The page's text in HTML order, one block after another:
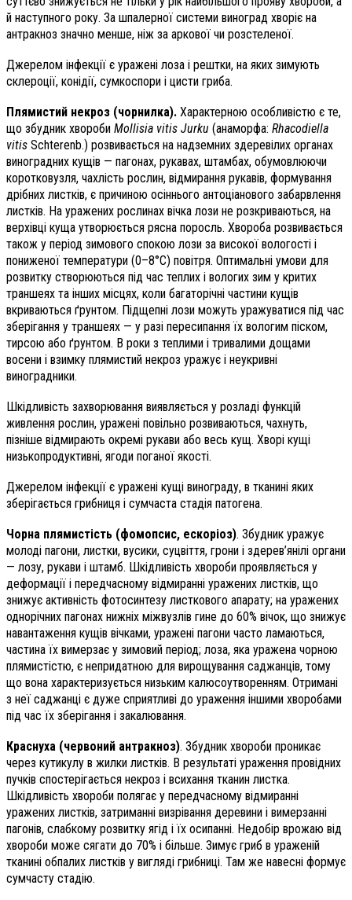
й наступного року. За шпалерної системи виноград хворіє на
антракноз значно менше, ніж за аркової чи розстеленої.
Джерелом інфекції є уражені лоза і рештки, на яких зимують
склероції, конідії, сумкоспори і цисти гриба.
Плямистий некроз (чорнилка). Характерною особливістю є те,
що збудник хвороби Mollisia vitis Jurku (анаморфа: Rhacodiella
vitis Schterenb.) розвивається на надземних здеревілих органах
виноградних кущів — пагонах, рукавах, штамбах, обумовлюючи
коротковузля, чахлість рослин, відмирання рукавів, формування
дрібних листків, є причиною осіннього антоціанового забарвлення
листків. На уражених рослинах вічка лози не розкриваються, на
верхівці куща утворюється рясна поросль. Хвороба розвивається
також у період зимового спокою лози за високої вологості і
пониженої температури (0–8°С) повітря. Оптимальні умови для
розвитку створюються під час теплих і вологих зим у критих
траншеях та інших місцях, коли багаторічні частини кущів
вкриваються ґрунтом. Підщепні лози можуть уражуватися під час
зберігання у траншеях — у разі пересипання їх вологим піском,
тирсою або ґрунтом. В роки з теплими і тривалими дощами
восени і взимку плямистий некроз уражує і не­укривні
виноградники.
Шкідливість захворювання виявляється у розладі функцій
живлення рослин, уражені повільно розвиваються, чахнуть,
пізніше відмирають окремі рукави або весь кущ. Хворі кущі
низькопродуктивні, ягоди поганої якості.
Джерелом інфекції є уражені кущі винограду, в тканині яких
зберігається грибниця і сумчаста стадія патогена.
Чорна плямистість (фомопсис, ескоріоз). Збудник уражує
молоді пагони, листки, вусики, суцвіття, грони і здерев’янілі органи
— лозу, рукави і штамб. Шкідливість хвороби проявляється у
деформації і передчасному відмиранні уражених листків, що
знижує активність фотосинтезу листкового апарату; на уражених
однорічних пагонах нижніх міжвузлів гине до 60% вічок, що знижує
навантаження кущів вічками, уражені пагони часто ламаються,
частина їх вимерзає у зимовий період; лоза, яка уражена чорною
плямистістю, є непридатною для вирощування саджанців, тому
що вона характеризується низьким калюсоутворенням. Отримані
з неї саджанці є дуже сприятливі до ураження іншими хворобами
під час їх зберігання і закалювання.
Краснуха (червоний антракноз). Збудник хвороби проникає
через кутикулу в жилки листків. В результаті ураження провідних
пучків спостерігає­ться некроз і всихання тканин листка.
Шкідливість хвороби полягає у передчасному відмиранні
уражених листків, затриманні визрівання деревини і вимерзанні
пагонів, слабкому розвитку ягід і їх осипанні. Недобір врожаю від
хвороби може сягати до 70% і більше. Зимує гриб в ураженій
тканині обпалих листків у вигляді грибниці. Там же навесні формує
сумчасту стадію.